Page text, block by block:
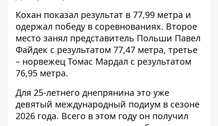
Кохан показал результат в 77,99 метра и
одержал победу в соревнованиях. Второе
место занял представитель Польши Павел
Файдек с результатом 77,47 метра, третье
– норвежец Томас Мардал с результатом
76,95 метра.
Для 25-летнего днепрянина это уже
девятый международный подиум в сезоне
2026 года. Всего в этом году он получил